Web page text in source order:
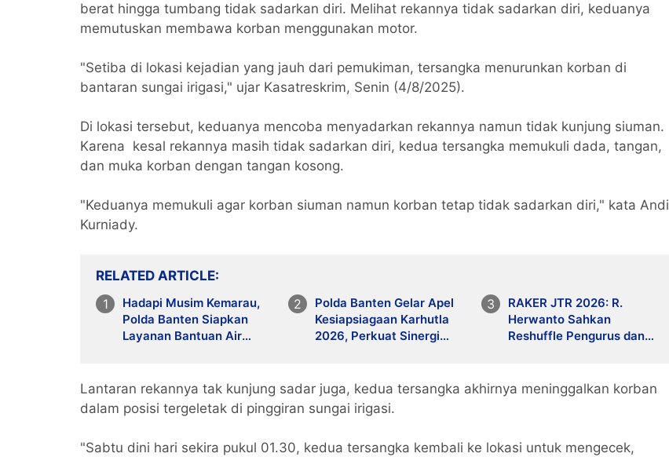
berat hingga tumbang tidak sadarkan diri. Melihat rekannya tidak sadarkan diri, keduanya
memutuskan membawa korban menggunakan motor.
"Setiba di lokasi kejadian yang jauh dari pemukiman, tersangka menurunkan korban di
bantaran sungai irigasi," ujar Kasatreskrim, Senin (4/8/2025).
Di lokasi tersebut, keduanya mencoba menyadarkan rekannya namun tidak kunjung siuman.
Karena kesal rekannya masih tidak sadarkan diri, kedua tersangka memukuli dada, tangan,
dan muka korban dengan tangan kosong.
"Keduanya memukuli agar korban siuman namun korban tetap tidak sadarkan diri," kata Andi
Kurniady.
RELATED ARTICLE
Hadapi Musim Kemarau,
Polda Banten Siapkan
Layanan Bantuan Air
Polda Banten Gelar Apel
Kesiapsiagaan Karhutla
2026, Perkuat Sinergi
RAKER JTR 2026: R.
Herwanto Sahkan
Reshuffle Pengurus dan
Lantaran rekannya tak kunjung sadar juga, kedua tersangka akhirnya meninggalkan korban
dalam posisi tergeletak di pinggiran sungai irigasi.
"Sabtu dini hari sekira pukul 01.30, kedua tersangka kembali ke lokasi untuk mengecek,